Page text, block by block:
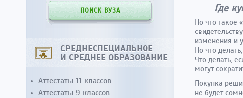
Где
Но что такое
изменения и
Но что
Что делать,
могут
Покупка
не будет
ПОИСК ВУЗА
СРЕДНЕСПЕЦИАЛЬНОЕ
И СРЕДНЕЕ ОБРАЗОВАНИЕ
Аттестаты 11 классов
Аттестаты 9 классов